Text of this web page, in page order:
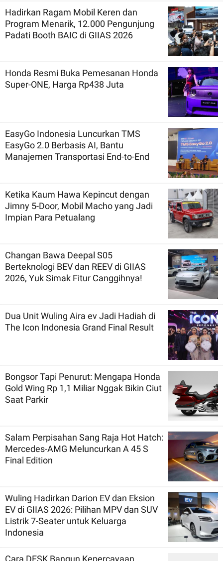
Hadirkan Ragam Mobil Keren dan
Program Menarik, 12.000 Pengunjung
Padati Booth BAIC di GIIAS 2026
Honda Resmi Buka Pemesanan Honda
Super-ONE, Harga Rp438 Juta
EasyGo Indonesia Luncurkan TMS
EasyGo 2.0 Berbasis AI, Bantu
Manajemen Transportasi End-to-End
Ketika Kaum Hawa Kepincut dengan
Jimny 5-Door, Mobil Macho yang Jadi
Impian Para Petualang
Changan Bawa Deepal S05
Berteknologi BEV dan REEV di GIIAS
2026, Yuk Simak Fitur Canggihnya!
Dua Unit Wuling Aira ev Jadi Hadiah di
The Icon Indonesia Grand Final Result
Bongsor Tapi Penurut: Mengapa Honda
Gold Wing Rp 1,1 Miliar Nggak Bikin Ciut
Saat Parkir
Salam Perpisahan Sang Raja Hot Hatch:
Mercedes-AMG Meluncurkan A 45 S
Final Edition
Wuling Hadirkan Darion EV dan Eksion
EV di GIIAS 2026: Pilihan MPV dan SUV
Listrik 7-Seater untuk Keluarga
Indonesia
Cara DFSK Bangun Kepercayaan